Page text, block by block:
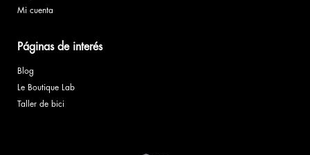
Mi cuenta
Páginas de interés
Blog
Le Boutique Lab
Taller de bici